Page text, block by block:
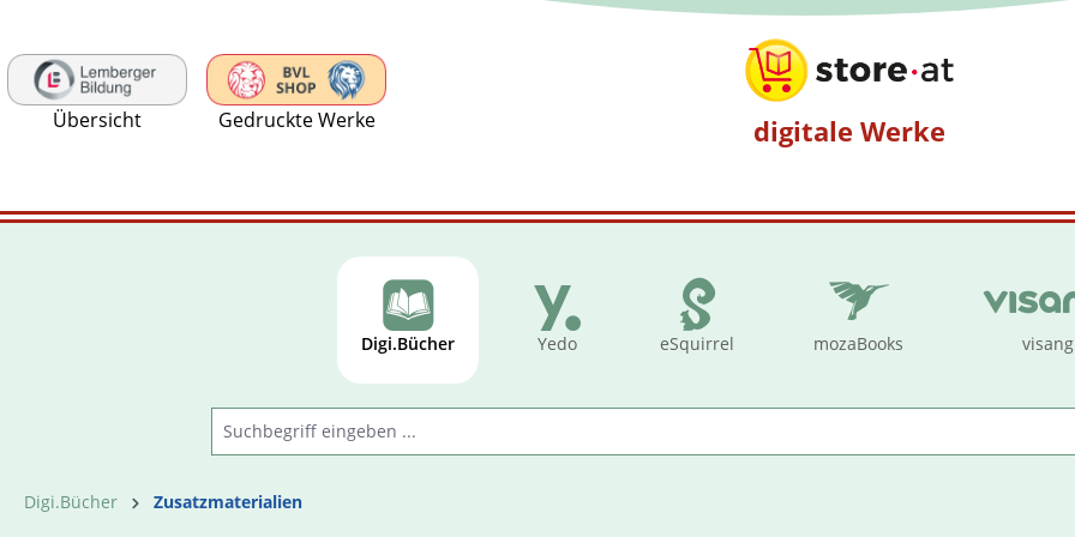
Übersicht Gedruckte Werke digitale Werke
Digi.Bücher Yedo eSquirrel mozaBooks visang
Digi.Bücher Zusatzmaterialien